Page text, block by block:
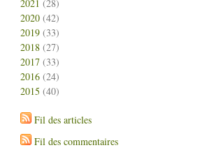
2021 (28)
2020 (42)
2019 (33)
2018 (27)
2017 (33)
2016 (24)
2015 (40)
Fil des articles
Fil des commentaires